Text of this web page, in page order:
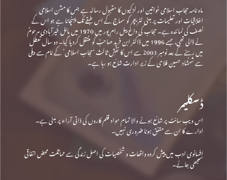
ماہ نامہ حجاب اسلامی خواتین اور لڑکیوں کا مقبول رسالہ ہے جس کا مشن اسلامی
اخلاقیات اور تعلیمات پر مبنی لٹریچر کو سماج کے اس طبقے تک پہنچانا ہے جو اس کے
نصف کی نمائندہ ہے۔ حجاب کی داغ بیل رام پور میں 1970 میں مائل خیرآبادی مرحومؒ
نے ڈالی تھی، جسے 1996 میں ڈاکٹر ابن فرید صاحبؒ کو منتقل کردیا گیا۔ دو سال تعطل
میں رہنے کے بعد نومبر 2003 سے اس کا نقشِ ثالث ‘حجاب اسلامی’ کے نام سے دہلی
سے شمشاد حسین فلاحی کے زیرِ ادارت شائع ہو رہا ہے۔
ڈسکلیمر
اس ویب سائٹ پر شائع ہونے والا تمام مواد قلم کاروں کی ذاتی آراء پر مبنی ہے۔
ادارے کا ان سے متفق ہونا ضروری نہیں۔
افسانوی ادب میں پیش کردہ واقعات و شخصیات کی اصل زندگی سے مماثلت محض اتفاقی
سمجھی جائے۔